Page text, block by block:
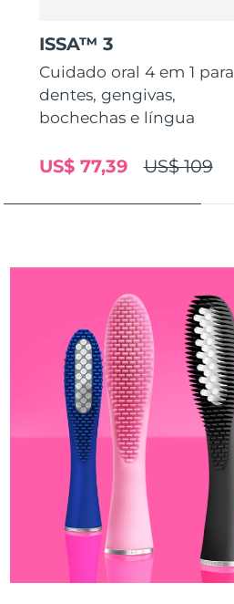
ISSA™ 3
Cuidado oral 4 em 1 para
dentes, gengivas,
bochechas e língua
US$ 109
US$ 77,39
Turquia
Emirados Árabes
Unidos
Reino Unido
Estados Unidos